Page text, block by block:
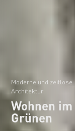
Moderne und zeitlose
Architektur
Wohnen im
Grünen